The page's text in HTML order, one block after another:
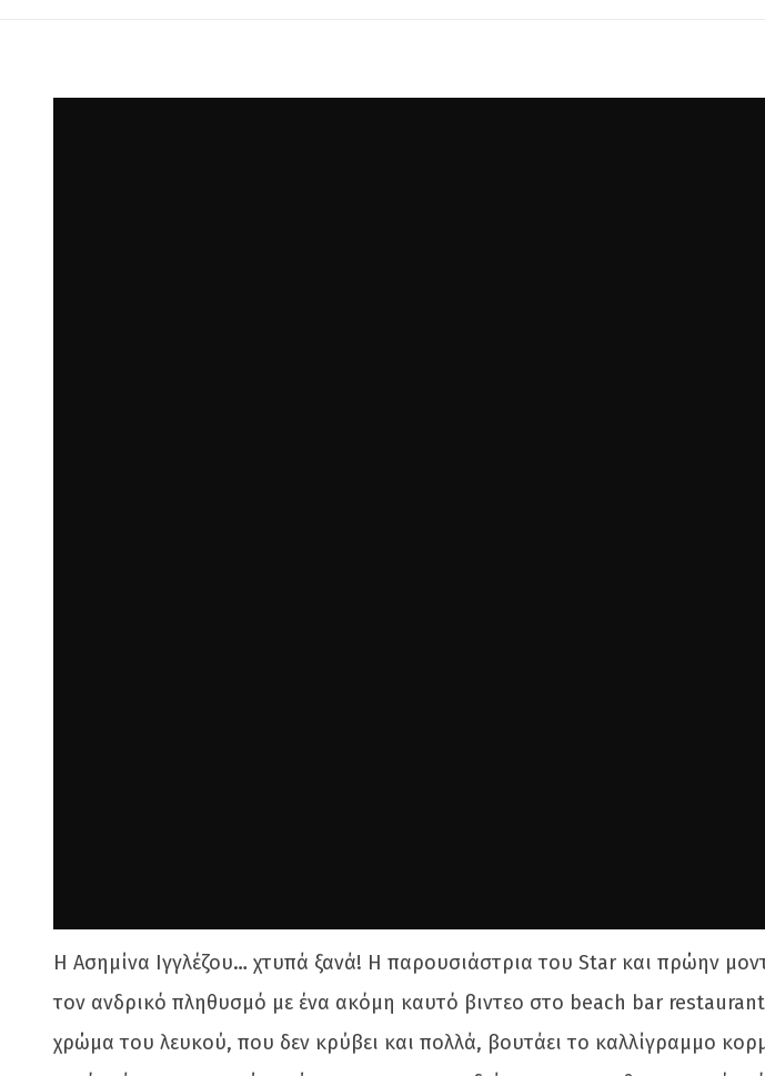
Η Ασημίνα Ιγγλέζου… χτυπά ξανά! Η παρουσιάστρια του Star και πρώην
τον ανδρικό πληθυσμό με ένα ακόμη καυτό βιντεο στο beach bar
χρώμα του λευκού, που δεν κρύβει και πολλά, βουτάει το καλλίγραμμο